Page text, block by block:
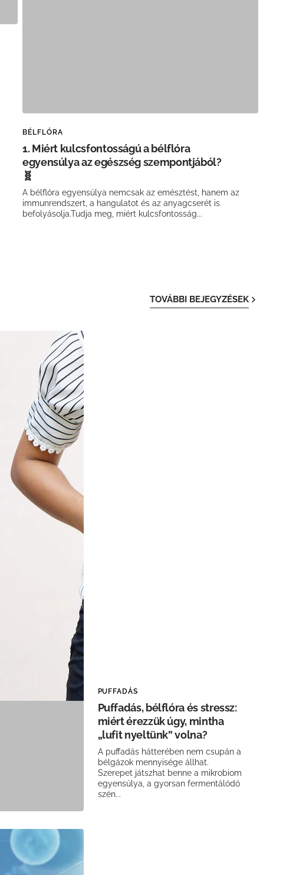
BÉLFLÓRA
1. Miért kulcsfontosságú a bélflóra
egyensúlya az egészség szempontjából?
🧬
A bélflóra egyensúlya nemcsak az emésztést, hanem az
immunrendszert, a hangulatot és az anyagcserét is
befolyásolja.Tudja meg, miért kulcsfontosság...
TOVÁBBI BEJEGYZÉSEK
PUFFADÁS
Puffadás, bélflóra és stressz:
miért érezzük úgy, mintha
„lufit nyeltünk” volna?
A puffadás hátterében nem csupán a
bélgázok mennyisége állhat.
Szerepet játszhat benne a mikrobiom
egyensúlya, a gyorsan fermentálódó
szén...